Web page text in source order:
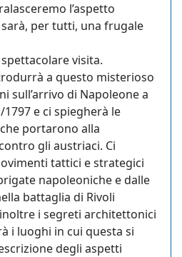
l’aspetto
per tutti, una frugale
visita.
a questo misterioso
sull’arrivo di Napoleone a
e ci spiegherà le
portarono alla
gli austriaci. Ci
tattici e strategici
napoleoniche e dalle
battaglia di Rivoli
i segreti architettonici
i luoghi in cui questa si
degli aspetti